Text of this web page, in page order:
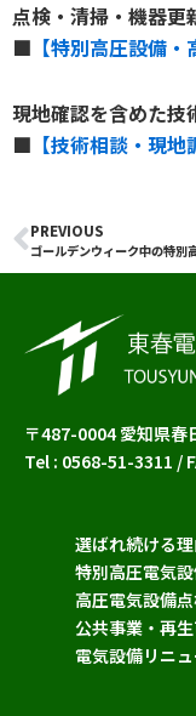
点検・清掃・機器更
■ 【特別高圧設備
現地確認を含めた技
■ 【技術相談・現地
Prev
PREVIOUS
〒487-0004 愛知県春
Tel : 0568-51-3311 /
選ばれ続ける
特別高圧電気
高圧電気設備
公共事業・再
電気設備リニ